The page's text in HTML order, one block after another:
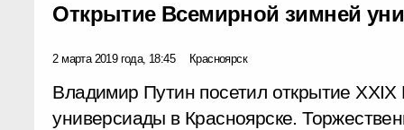
Открытие Всемирной зимней
2 марта 2019 года, 18:45 Красноярск
Владимир Путин посетил открытие
универсиады в Красноярске.